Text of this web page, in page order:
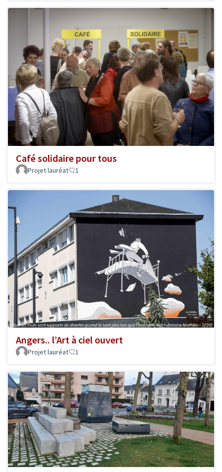
Café solidaire pour tous
Projet lauréat 1
Angers.. l’Art à ciel ouvert
Projet lauréat 1